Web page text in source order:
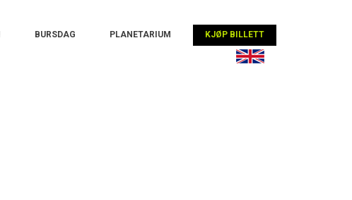
BURSDAG PLANETARIUM KJØP BILLETT